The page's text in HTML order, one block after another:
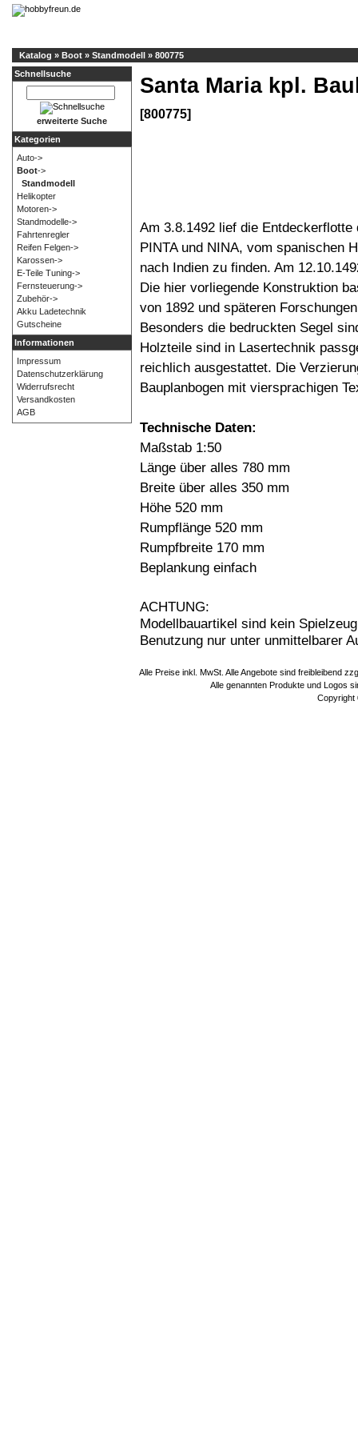
Katalog » Boot » Standmodell » 800775
Santa Maria kpl.
[800775]
Am 3.8.1492 lief die
PINTA und NINA, vom spanischen
nach Indien zu finden. Am
Die hier vorliegende Konstruktion
von 1892 und späteren
Besonders die bedruckten Segel
Holzteile sind in Lasertechnik
reichlich ausgestattet. Die
Bauplanbogen mit viersprachigen
Technische Daten:
Maßstab 1:50
Länge über alles 780 mm
Breite über alles 350 mm
Höhe 520 mm
Rumpflänge 520 mm
Rumpfbreite 170 mm
Beplankung einfach
ACHTUNG:
Modellbauartikel sind kein
Benutzung nur unter unmittelbarer
Schnellsuche
erweiterte Suche
Kategorien
Auto->
Boot->
Standmodell
Helikopter
Motoren->
Standmodelle->
Fahrtenregler
Reifen Felgen->
Karossen->
E-Teile Tuning->
Fernsteuerung->
Zubehör->
Akku Ladetechnik
Gutscheine
Informationen
Impressum
Datenschutzerklärung
Widerrufsrecht
Versandkosten
AGB
Alle Preise inkl. MwSt. Alle Angebote sind freibleibend
Alle genannten Produkte und Logos